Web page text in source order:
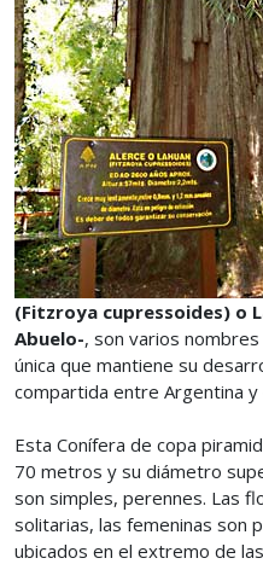
(Fitzroya cupressoides) o
Abuelo-, son varios
única que mantiene su
compartida entre Argentina y
Esta Conífera de copa
70 metros y su diámetro
son simples, perennes. Las
solitarias, las femeninas son
ubicados en el extremo de